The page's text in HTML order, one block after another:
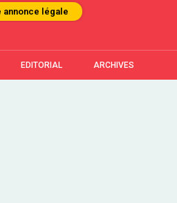
annonce légale
EDITORIAL ARCHIVES